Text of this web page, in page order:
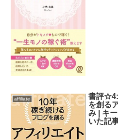
affiliate
書評☆4:
を創る
み | キ
いた記